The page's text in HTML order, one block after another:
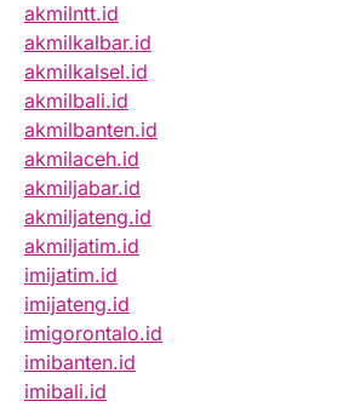
akmilntt.id
akmilkalbar.id
akmilkalsel.id
akmilbali.id
akmilbanten.id
akmilaceh.id
akmiljabar.id
akmiljateng.id
akmiljatim.id
imijatim.id
imijateng.id
imigorontalo.id
imibanten.id
imibali.id